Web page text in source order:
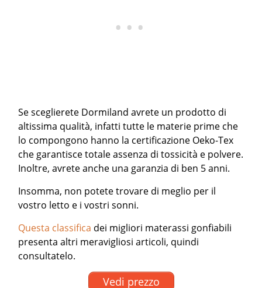
Se sceglierete Dormiland avrete un prodotto di
altissima qualità, infatti tutte le materie prime che
lo compongono hanno la certificazione Oeko-Tex
che garantisce totale assenza di tossicità e polvere.
Inoltre, avrete anche una garanzia di ben 5 anni.
Insomma, non potete trovare di meglio per il
vostro letto e i vostri sonni.
Questa classifica dei migliori materassi gonfiabili
presenta altri meravigliosi articoli, quindi
consultatelo.
Vedi prezzo